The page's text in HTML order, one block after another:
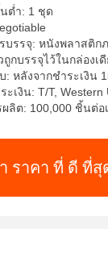
ต่ำ: 1 ชุด
บรรจุ: หนังพลาสติก
กบรรจุไว้ในกล่องเ
: หลังจากชำระเงิน
ะเงิน: T/T, Western
ลิต: 100,000 ชิ้นต่อ
ราคา ที่ ดี ที่สุ